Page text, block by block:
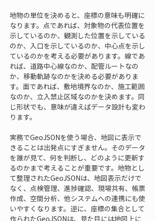
地物の単位を決めると、座標の意味も明確に
なります。点であれば、対象物の代表位置を
示しているのか、観測した位置を示している
のか、入口を示しているのか、中心点を示し
ているのかを考える必要があります。線であ
れば、道路中心線なのか、配管ルートなの
か、移動軌跡なのかを決める必要がありま
す。面であれば、敷地境界なのか、施工範囲
なのか、立入禁止区域なのかを決めます。同
じ形状でも、意味が違えばデータ設計も変わ
ります。
実務でGeoJSONを使う場合、地図に表示で
きることは出発点にすぎません。そのデータ
を誰が見て、何を判断し、どのように更新す
るのかまで考えることが重要です。地物とし
て整理されたGeoJSONは、地図表示だけで
なく、点検管理、進捗確認、現場共有、帳票
作成、空間分析、他システムへの連携にも使
いやすくなります。逆に、座標の集合として
作られたGeoJSONは、見た目には地図上に